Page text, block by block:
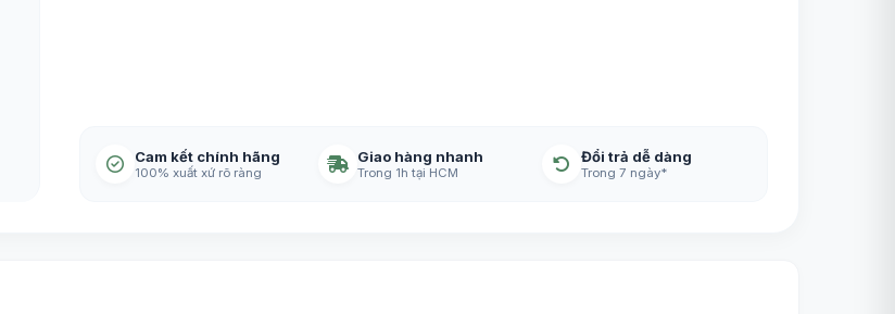
Cam kết chính hãng
100% xuất xứ rõ ràng
Giao hàng nhanh
Trong 1h tại HCM
Đổi trả dễ dàng
Trong 7 ngày*